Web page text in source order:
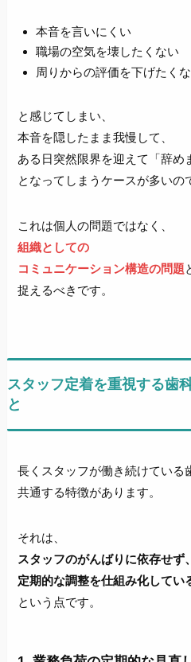
本音を言いにくい
職場の空気を壊したくない
周りからの評価を下げたく
と感じてしまい、
本音を隠したまま我慢して、
ある日突然限界を迎えて「辞め
となってしまうケースが多いの
これは個人の問題ではなく、
組織としての
コミュニケーション構造の問題
捉えるべきです。
スタッフ定着を重視する歯
と
長くスタッフが働き続けている
共通する特徴があります。
それは、
スタッフのがんばりに依存せず、
定期的な調整を仕組み化してい
という点です。